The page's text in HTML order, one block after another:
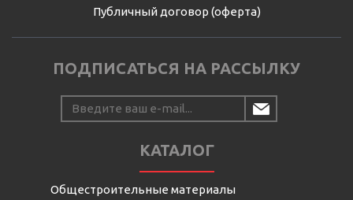
Публичный договор (оферта)
ПОДПИСАТЬСЯ НА РАССЫЛКУ
КАТАЛОГ
Общестроительные материалы